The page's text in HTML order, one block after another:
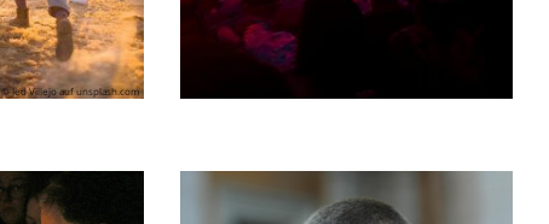
© Jed Villejo auf unsplash.com © Karina Lago www.unsplash.de